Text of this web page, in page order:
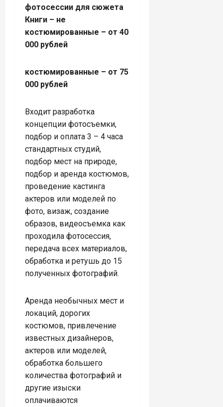
фотосессии для сюжета
Книги – не
костюмированные – от 40
000 рублей
костюмированные – от 75
000 рублей
Входит разработка
концепции фотосъемки,
подбор и оплата 3 – 4 часа
стандартных студий,
подбор мест на природе,
подбор и аренда костюмов,
проведение кастинга
актеров или моделей по
фото, визаж, создание
образов, видеосъемка как
проходила фотосессия,
передача всех материалов,
обработка и ретушь до 15
полученных фотографий.
Аренда необычных мест и
локаций, дорогих
костюмов, привлечение
известных дизайнеров,
актеров или моделей,
обработка большего
количества фотографий и
другие изыски
оплачиваются